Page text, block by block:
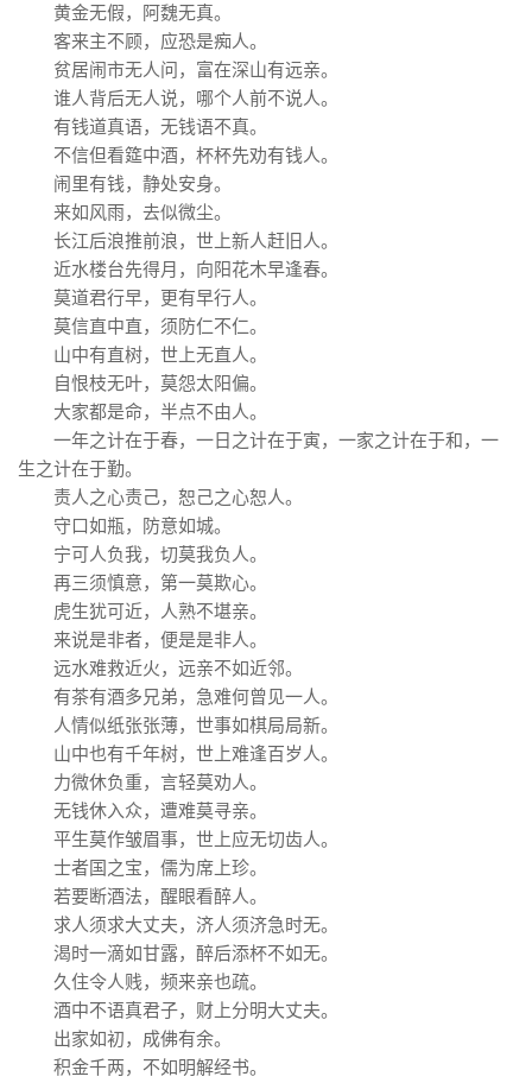
黄金无假，阿魏无真。
客来主不顾，应恐是痴人。
贫居闹市无人问，富在深山有远亲。
谁人背后无人说，哪个人前不说人。
有钱道真语，无钱语不真。
不信但看筵中酒，杯杯先劝有钱人。
闹里有钱，静处安身。
来如风雨，去似微尘。
长江后浪推前浪，世上新人赶旧人。
近水楼台先得月，向阳花木早逢春。
莫道君行早，更有早行人。
莫信直中直，须防仁不仁。
山中有直树，世上无直人。
自恨枝无叶，莫怨太阳偏。
大家都是命，半点不由人。
一年之计在于春，一日之计在于寅，一家之计在于和，一
生之计在于勤。
责人之心责己，恕己之心恕人。
守口如瓶，防意如城。
宁可人负我，切莫我负人。
再三须慎意，第一莫欺心。
虎生犹可近，人熟不堪亲。
来说是非者，便是是非人。
远水难救近火，远亲不如近邻。
有茶有酒多兄弟，急难何曾见一人。
人情似纸张张薄，世事如棋局局新。
山中也有千年树，世上难逢百岁人。
力微休负重，言轻莫劝人。
无钱休入众，遭难莫寻亲。
平生莫作皱眉事，世上应无切齿人。
士者国之宝，儒为席上珍。
若要断酒法，醒眼看醉人。
求人须求大丈夫，济人须济急时无。
渴时一滴如甘露，醉后添杯不如无。
久住令人贱，频来亲也疏。
酒中不语真君子，财上分明大丈夫。
出家如初，成佛有余。
积金千两，不如明解经书。